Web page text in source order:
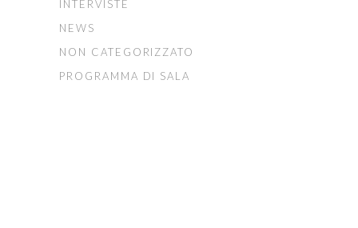
INTERVISTE
NEWS
NON CATEGORIZZATO
PROGRAMMA DI SALA